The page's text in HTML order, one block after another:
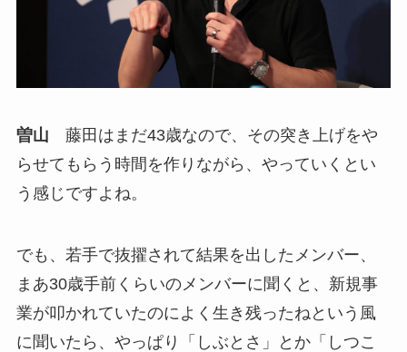
曽山 藤田はまだ43歳なので、その突き上げをや
らせてもらう時間を作りながら、やっていくとい
う感じですよね。
でも、若手で抜擢されて結果を出したメンバー、
まあ30歳手前くらいのメンバーに聞くと、新規事
業が叩かれていたのによく生き残ったねという風
に聞いたら、やっぱり「しぶとさ」とか「しつこ